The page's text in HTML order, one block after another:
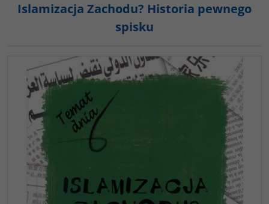
Islamizacja Zachodu? Historia pewnego
spisku